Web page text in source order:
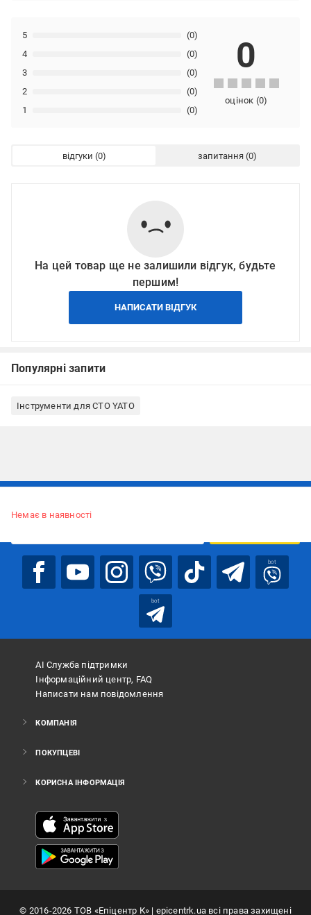
1 (0)
2 (0)
3 (0)
4 (0)
5 (0)
0
оцінок (0)
відгуки запитання
На цей товар ще не залишили відгук, будьте
першим!
НАПИСАТИ ВІДГУК
Популярні запити
Інструменти для СТО YATO
Немає в наявності
bot
bot
АІ Служба підтримки
Інформаційний центр, FAQ
Написати нам повідомлення
КОМПАНІЯ
ПОКУПЦЕВІ
КОРИСНА ІНФОРМАЦІЯ
© 2016-2026 ТОВ «Епіцентр К»| epicentrk.ua всі права захищені